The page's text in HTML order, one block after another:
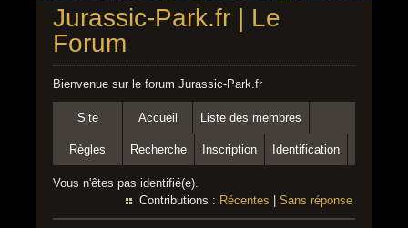
Jurassic-Park.fr | Le
Forum
Bienvenue sur le forum Jurassic-Park.fr
Site Accueil Liste des membres
Règles Recherche Inscription Identification
Vous n'êtes pas identifié(e).
Contributions : Récentes Sans réponse